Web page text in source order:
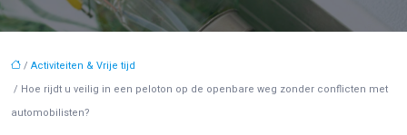
/ Activiteiten & Vrije tijd
/ Hoe rijdt u veilig in een peloton op de openbare weg zonder conflicten met
automobilisten?